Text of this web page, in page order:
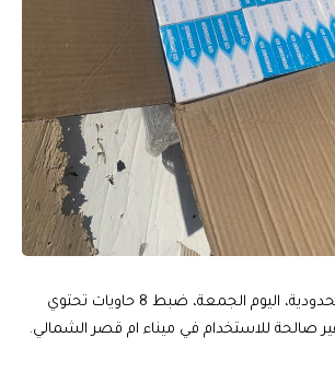
اعلنت هيئة المنافذ الحدودية، اليوم الجمعة، ضبط 8 حاويات تحتوي
صالحة للاستخدام في ميناء ام قصر الشمالي.